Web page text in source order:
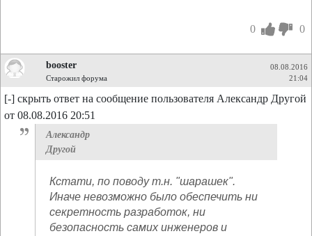
0 0
booster
Старожил форума
08.08.2016
21:04
[-] скрыть ответ на сообщение пользователя Александр Другой
от 08.08.2016 20:51
Александр
Другой
Кстати, по поводу т.н. "шарашек".
Иначе невозможно было обеспечить ни
секретность разработок, ни
безопасность самих инженеров и